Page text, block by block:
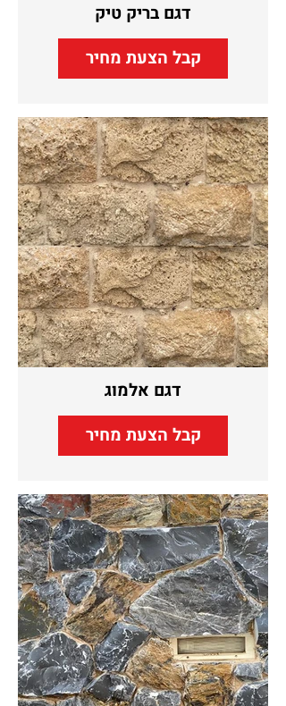
דגם בריק טיק
קבל הצעת מחיר
דגם אלמוג
קבל הצעת מחיר